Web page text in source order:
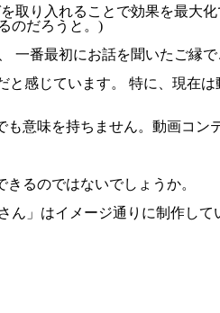
り入れることで効果を最大化
のだろうと。)
番最初にお話を聞いたご縁で
感じています。 特に、現在
意味を持ちません。動画コン
るのではないでしょうか。
」はイメージ通りに制作して